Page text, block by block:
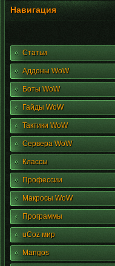
Навигация
Статьи
Аддоны WoW
Боты WoW
Гайды WoW
Тактики WoW
Сервера WoW
Классы
Профессии
Макросы WoW
Программы
uCoz мир
Mangos